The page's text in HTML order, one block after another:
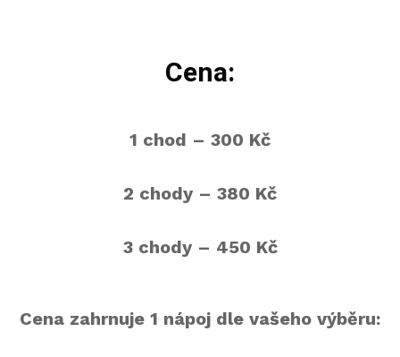
Cena:
1 chod – 300 Kč
2 chody – 380 Kč
3 chody – 450 Kč
Cena zahrnuje 1 nápoj dle vašeho výběru: